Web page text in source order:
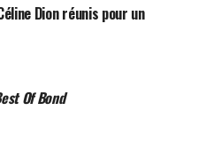
Dion réunis pour un
Of Bond